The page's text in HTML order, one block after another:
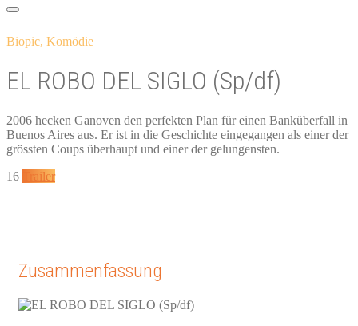
Biopic, Komödie
EL ROBO DEL SIGLO (Sp/df)
2006 hecken Ganoven den perfekten Plan für einen Banküberfall in
Buenos Aires aus. Er ist in die Geschichte eingegangen als einer der
grössten Coups überhaupt und einer der gelungensten.
16
Trailer
Zusammenfassung